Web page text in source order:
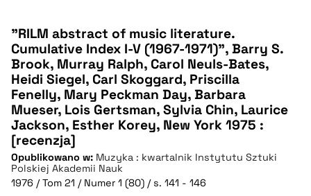
"RILM abstract of music literature.
Cumulative Index I-V (1967-1971)", Barry S.
Brook, Murray Ralph, Carol Neuls-Bates,
Heidi Siegel, Carl Skoggard, Priscilla
Fenelly, Mary Peckman Day, Barbara
Mueser, Lois Gertsman, Sylvia Chin, Laurice
Jackson, Esther Korey, New York 1975 :
[recenzja]
Opublikowano w: Muzyka : kwartalnik Instytutu Sztuki
Polskiej Akademii Nauk
1976 / Tom 21 / Numer 1 (80) / s. 141 - 146